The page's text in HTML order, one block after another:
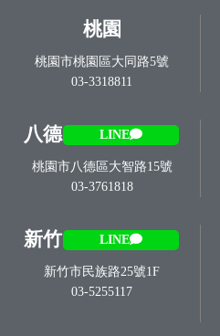
桃園
桃園市桃園區大同路5號
03-3318811
八德 LINE
桃園市八德區大智路15號
03-3761818
新竹 LINE
新竹市民族路25號1F
03-5255117